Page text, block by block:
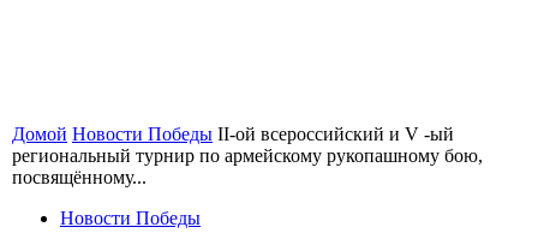
Домой Новости Победы II-ой всероссийский и V -ый
региональный турнир по армейскому рукопашному бою,
посвящённому...
Новости Победы